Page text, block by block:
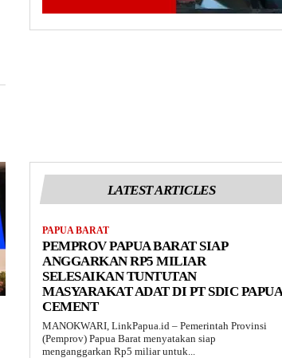
LATEST ARTICLES
PAPUA BARAT
PEMPROV PAPUA BARAT SIAP
ANGGARKAN RP5 MILIAR
SELESAIKAN TUNTUTAN
MASYARAKAT ADAT DI PT SDIC PAPUA
CEMENT
MANOKWARI, LinkPapua.id – Pemerintah Provinsi
(Pemprov) Papua Barat menyatakan siap
menganggarkan Rp5 miliar untuk...